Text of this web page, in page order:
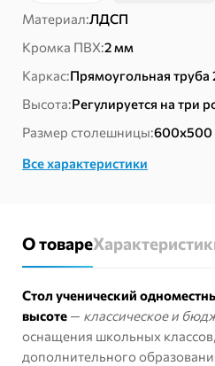
Стол
ученический
Материал:ЛДСП
Кромка ПВХ:2 мм
Каркас:Прямоугольная
Высота:Регулируется на три
Размер столешницы:
Все характеристики
О товаре
Стол ученический
высоте — классическое и
оснащения школьных
дополнительного